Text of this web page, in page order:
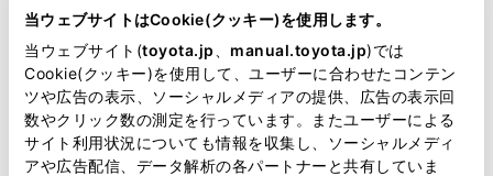
当ウェブサイトはCookie(クッキー)を使用します。
当ウェブサイト(toyota.jp manual.toyota.jp)では
Cookie(クッキー)を使用して、ユーザーに合わせたコンテン
ツや広告の表示、ソーシャルメディアの提供、広告の表示回
数やクリック数の測定を行っています。またユーザーによる
サイト利用状況についても情報を収集し、ソーシャルメディ
アや広告配信、データ解析の各パートナーと共有していま
必須 市区町村名